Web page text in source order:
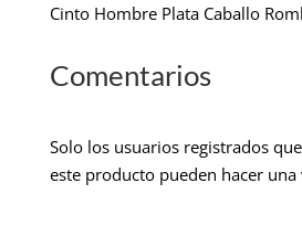
Cinto Hombre Plata Caballo
Comentarios
Solo los usuarios registrados
este producto pueden hacer una